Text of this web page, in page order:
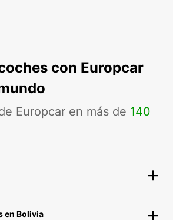
con Europcar
Europcar en más de 140
en Bolivia